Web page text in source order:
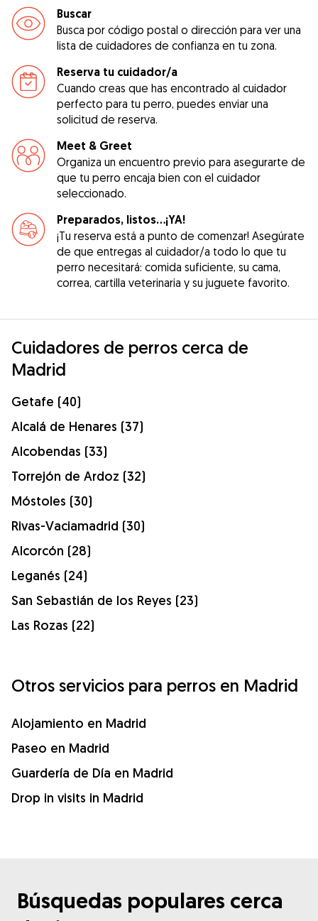
Buscar
Busca por código postal o dirección para ver una
lista de cuidadores de confianza en tu zona.
Reserva tu cuidador/a
Cuando creas que has encontrado al cuidador
perfecto para tu perro, puedes enviar una
solicitud de reserva.
Meet & Greet
Organiza un encuentro previo para asegurarte de
que tu perro encaja bien con el cuidador
seleccionado.
Preparados, listos...¡YA!
¡Tu reserva está a punto de comenzar! Asegúrate
de que entregas al cuidador/a todo lo que tu
perro necesitará: comida suficiente, su cama,
correa, cartilla veterinaria y su juguete favorito.
Cuidadores de perros cerca de
Madrid
Getafe (40)
Alcalá de Henares (37)
Alcobendas (33)
Torrejón de Ardoz (32)
Móstoles (30)
Rivas-Vaciamadrid (30)
Alcorcón (28)
Leganés (24)
San Sebastián de los Reyes (23)
Las Rozas (22)
Otros servicios para perros en Madrid
Alojamiento en Madrid
Paseo en Madrid
Guardería de Día en Madrid
Drop in visits in Madrid
Búsquedas populares cerca